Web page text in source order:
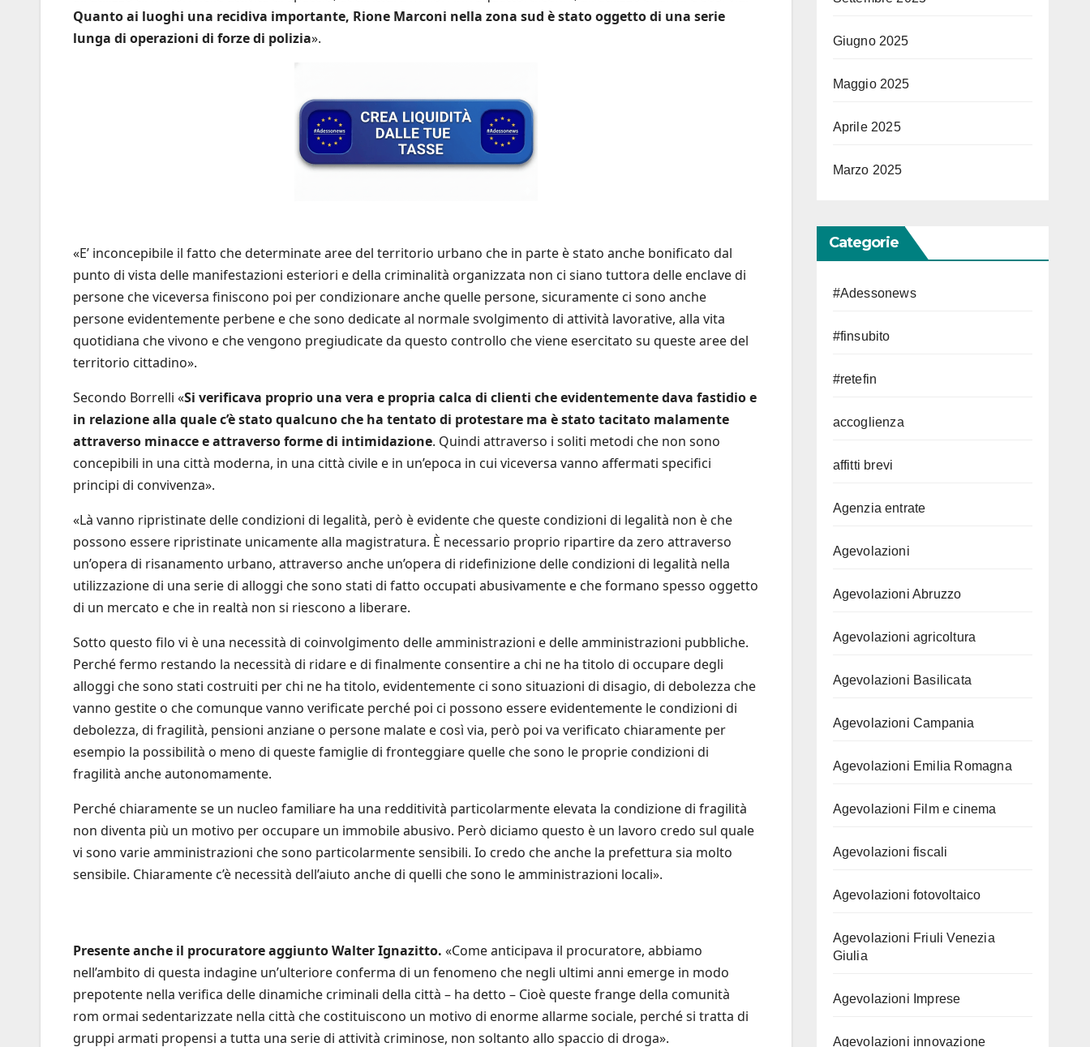
Quanto ai luoghi una recidiva importante, Rione Marconi nella zona sud è stato oggetto di una serie
lunga di operazioni di forze di polizia».
«E’ inconcepibile il fatto che determinate aree del territorio urbano che in parte è stato anche bonificato dal
punto di vista delle manifestazioni esteriori e della criminalità organizzata non ci siano tuttora delle enclave di
persone che viceversa finiscono poi per condizionare anche quelle persone, sicuramente ci sono anche
persone evidentemente perbene e che sono dedicate al normale svolgimento di attività lavorative, alla vita
quotidiana che vivono e che vengono pregiudicate da questo controllo che viene esercitato su queste aree del
territorio cittadino».
Secondo Borrelli «Si verificava proprio una vera e propria calca di clienti che evidentemente dava fastidio e
in relazione alla quale c’è stato qualcuno che ha tentato di protestare ma è stato tacitato malamente
attraverso minacce e attraverso forme di intimidazione. Quindi attraverso i soliti metodi che non sono
concepibili in una città moderna, in una città civile e in un’epoca in cui viceversa vanno affermati specifici
principi di convivenza».
«Là vanno ripristinate delle condizioni di legalità, però è evidente che queste condizioni di legalità non è che
possono essere ripristinate unicamente alla magistratura. È necessario proprio ripartire da zero attraverso
un’opera di risanamento urbano, attraverso anche un’opera di ridefinizione delle condizioni di legalità nella
utilizzazione di una serie di alloggi che sono stati di fatto occupati abusivamente e che formano spesso oggetto
di un mercato e che in realtà non si riescono a liberare.
Sotto questo filo vi è una necessità di coinvolgimento delle amministrazioni e delle amministrazioni pubbliche.
Perché fermo restando la necessità di ridare e di finalmente consentire a chi ne ha titolo di occupare degli
alloggi che sono stati costruiti per chi ne ha titolo, evidentemente ci sono situazioni di disagio, di debolezza che
vanno gestite o che comunque vanno verificate perché poi ci possono essere evidentemente le condizioni di
debolezza, di fragilità, pensioni anziane o persone malate e così via, però poi va verificato chiaramente per
esempio la possibilità o meno di queste famiglie di fronteggiare quelle che sono le proprie condizioni di
fragilità anche autonomamente.
Perché chiaramente se un nucleo familiare ha una redditività particolarmente elevata la condizione di fragilità
non diventa più un motivo per occupare un immobile abusivo. Però diciamo questo è un lavoro credo sul quale
vi sono varie amministrazioni che sono particolarmente sensibili. Io credo che anche la prefettura sia molto
sensibile. Chiaramente c’è necessità dell’aiuto anche di quelli che sono le amministrazioni locali».
Presente anche il procuratore aggiunto Walter Ignazitto. «Come anticipava il procuratore, abbiamo
nell’ambito di questa indagine un’ulteriore conferma di un fenomeno che negli ultimi anni emerge in modo
prepotente nella verifica delle dinamiche criminali della città – ha detto – Cioè queste frange della comunità
rom ormai sedentarizzate nella città che costituiscono un motivo di enorme allarme sociale, perché si tratta di
gruppi armati propensi a tutta una serie di attività criminose, non soltanto allo spaccio di droga».
Giugno 2025
Maggio 2025
Aprile 2025
Marzo 2025
Categorie
#Adessonews
#finsubito
#retefin
accoglienza
affitti brevi
Agenzia entrate
Agevolazioni
Agevolazioni Abruzzo
Agevolazioni agricoltura
Agevolazioni Basilicata
Agevolazioni Campania
Agevolazioni Emilia Romagna
Agevolazioni Film e cinema
Agevolazioni fiscali
Agevolazioni fotovoltaico
Agevolazioni Friuli Venezia
Giulia
Agevolazioni Imprese
Agevolazioni innovazione